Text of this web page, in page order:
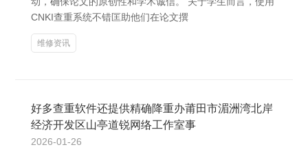
CNKI查重系统不错匡助他们在论文撰
维修资讯
好多查重软件还提供精确降重办莆田市湄洲湾北岸
经济开发区山亭道锐网络工作室事
2026-01-26